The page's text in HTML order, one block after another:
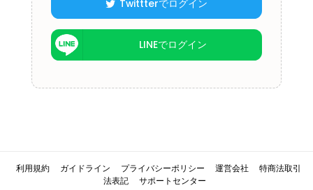
Twittterでログイン
LINEでログイン
利用規約 ガイドライン プライバシーポリシー 運営会社
特商法取引
法表記
サポートセンター